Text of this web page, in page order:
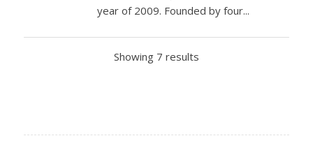
year of 2009. Founded by four...
Showing 7 results